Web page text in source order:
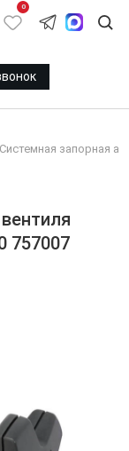
0
Системная запорная
757007